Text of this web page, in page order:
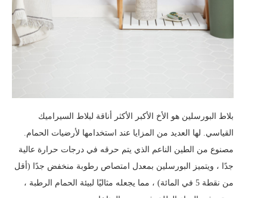
بلاط البورسلين هو الأخ الأكبر الأكثر أناقة لبلاط السيراميك
القياسي. لها العديد من المزايا عند استخدامها لأرضيات الحمام.
مصنوع من الطين الناعم الذي يتم حرقه في درجات حرارة عالية
جدًا ، ويتميز البورسلين بمعدل امتصاص رطوبة منخفض جدًا (أقل
من نقطة 5 في المائة) ، مما يجعله مثاليًا لبيئة الحمام الرطبة ،